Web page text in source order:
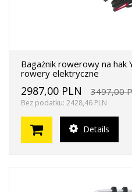
Bagażnik rowerowy na hak
rowery elektryczne
2987,00 PLN 3497,00
Bez podatku: 2428,46 PLN
Details